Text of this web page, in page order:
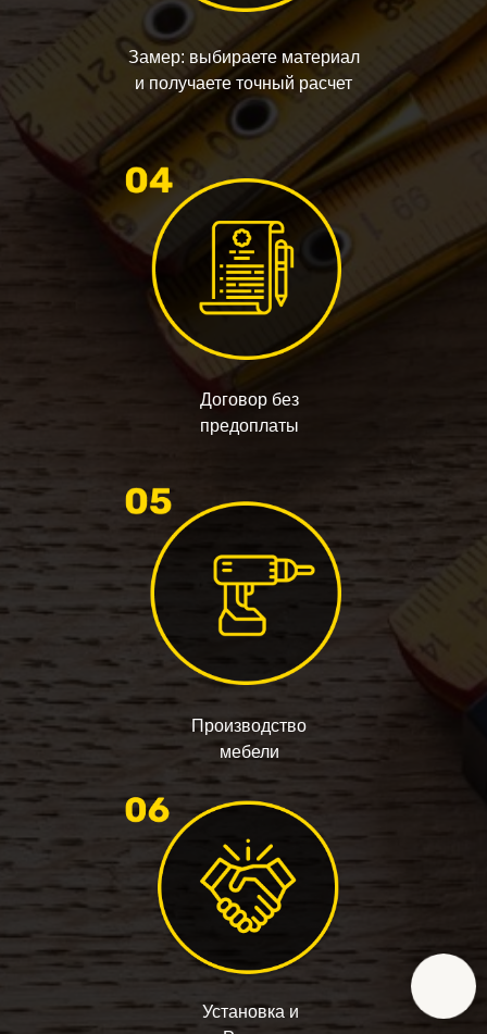
Замер: выбираете материал
и получаете точный расчет
Договор без
предоплаты
Производство
мебели
Установка и